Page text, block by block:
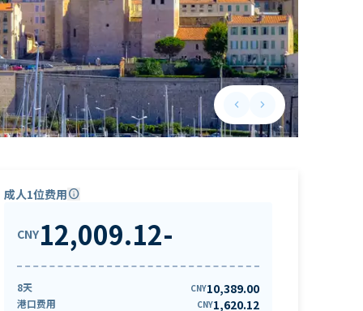
keyboard_arrow_leftPrevious slide
keyboard_arrow_rightNext slide
成人1位费用info
CNY12,009.12-
8天 CNY10,389.00
港口费用 CNY1,620.12